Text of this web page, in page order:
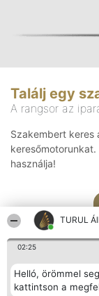
TURUL
02:25
Helló, örömmel
kattintson a
Találj egy
A rangsor az
Szakembert keres
használja!